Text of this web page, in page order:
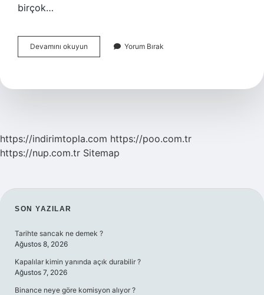
birçok…
Devamını okuyun
Es
Yorum Bırak
https://indirimtopla.com https://poo.com.tr
https://nup.com.tr Sitemap
SIDEBAR
SON YAZILAR
Tarihte sancak ne demek ?
Ağustos 8, 2026
Kapalılar kimin yanında açık durabilir ?
Ağustos 7, 2026
Binance neye göre komisyon alıyor ?